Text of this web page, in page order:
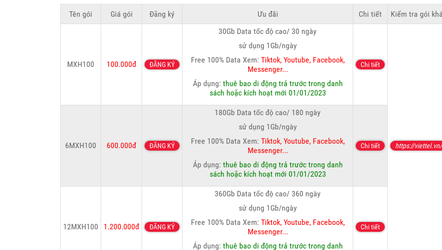
Tên gói Giá gói Đăng ký Ưu đãi Chi tiết Kiểm tra gói
MXH100 100.000đ ĐĂNG KÝ
30Gb Data tốc độ cao/ 30 ngày
sử dụng 1Gb/ngày
Free 100% Data Xem: Tiktok, Youtube, Facebook,
Messenger...
Áp dụng: thuê bao di động trả trước trong danh
sách hoặc kích hoạt mới 01/01/2023
Chi tiết
https://viettel.vn/
6MXH100 600.000đ ĐĂNG KÝ
180Gb Data tốc độ cao/ 180 ngày
sử dụng 1Gb/ngày
Free 100% Data Xem: Tiktok, Youtube, Facebook,
Messenger...
Áp dụng: thuê bao di động trả trước trong danh
sách hoặc kích hoạt mới 01/01/2023
Chi tiết
12MXH100 1.200.000đ ĐĂNG KÝ
360Gb Data tốc độ cao/ 360 ngày
sử dụng 1Gb/ngày
Free 100% Data Xem: Tiktok, Youtube, Facebook,
Messenger...
Áp dụng: thuê bao di động trả trước trong danh
Chi tiết